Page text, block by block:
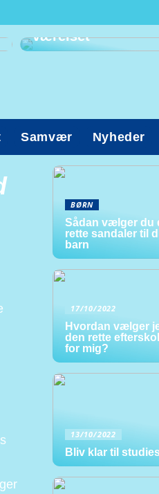
arbejdsstilling på
værelset
Samvær Nyheder
BØRN
Sådan vælger du
rette sandaler til
barn
17/10/2022
Hvordan vælger
den rette
for mig?
13/10/2022
Bliv klar til